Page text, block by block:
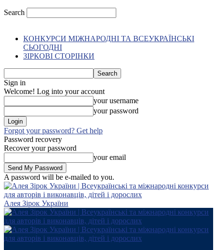
Search
КОНКУРСИ МІЖНАРОДНІ ТА ВСЕУКРАЇНСЬКІ
СЬОГОДНІ
ЗІРКОВІ СТОРІНКИ
Sign in
Welcome! Log into your account
your username
your password
Forgot your password? Get help
Password recovery
Recover your password
your email
A password will be e-mailed to you.
Алея Зірок України